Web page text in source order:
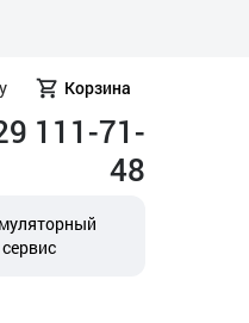
Корзина
111-71-
48
сервис